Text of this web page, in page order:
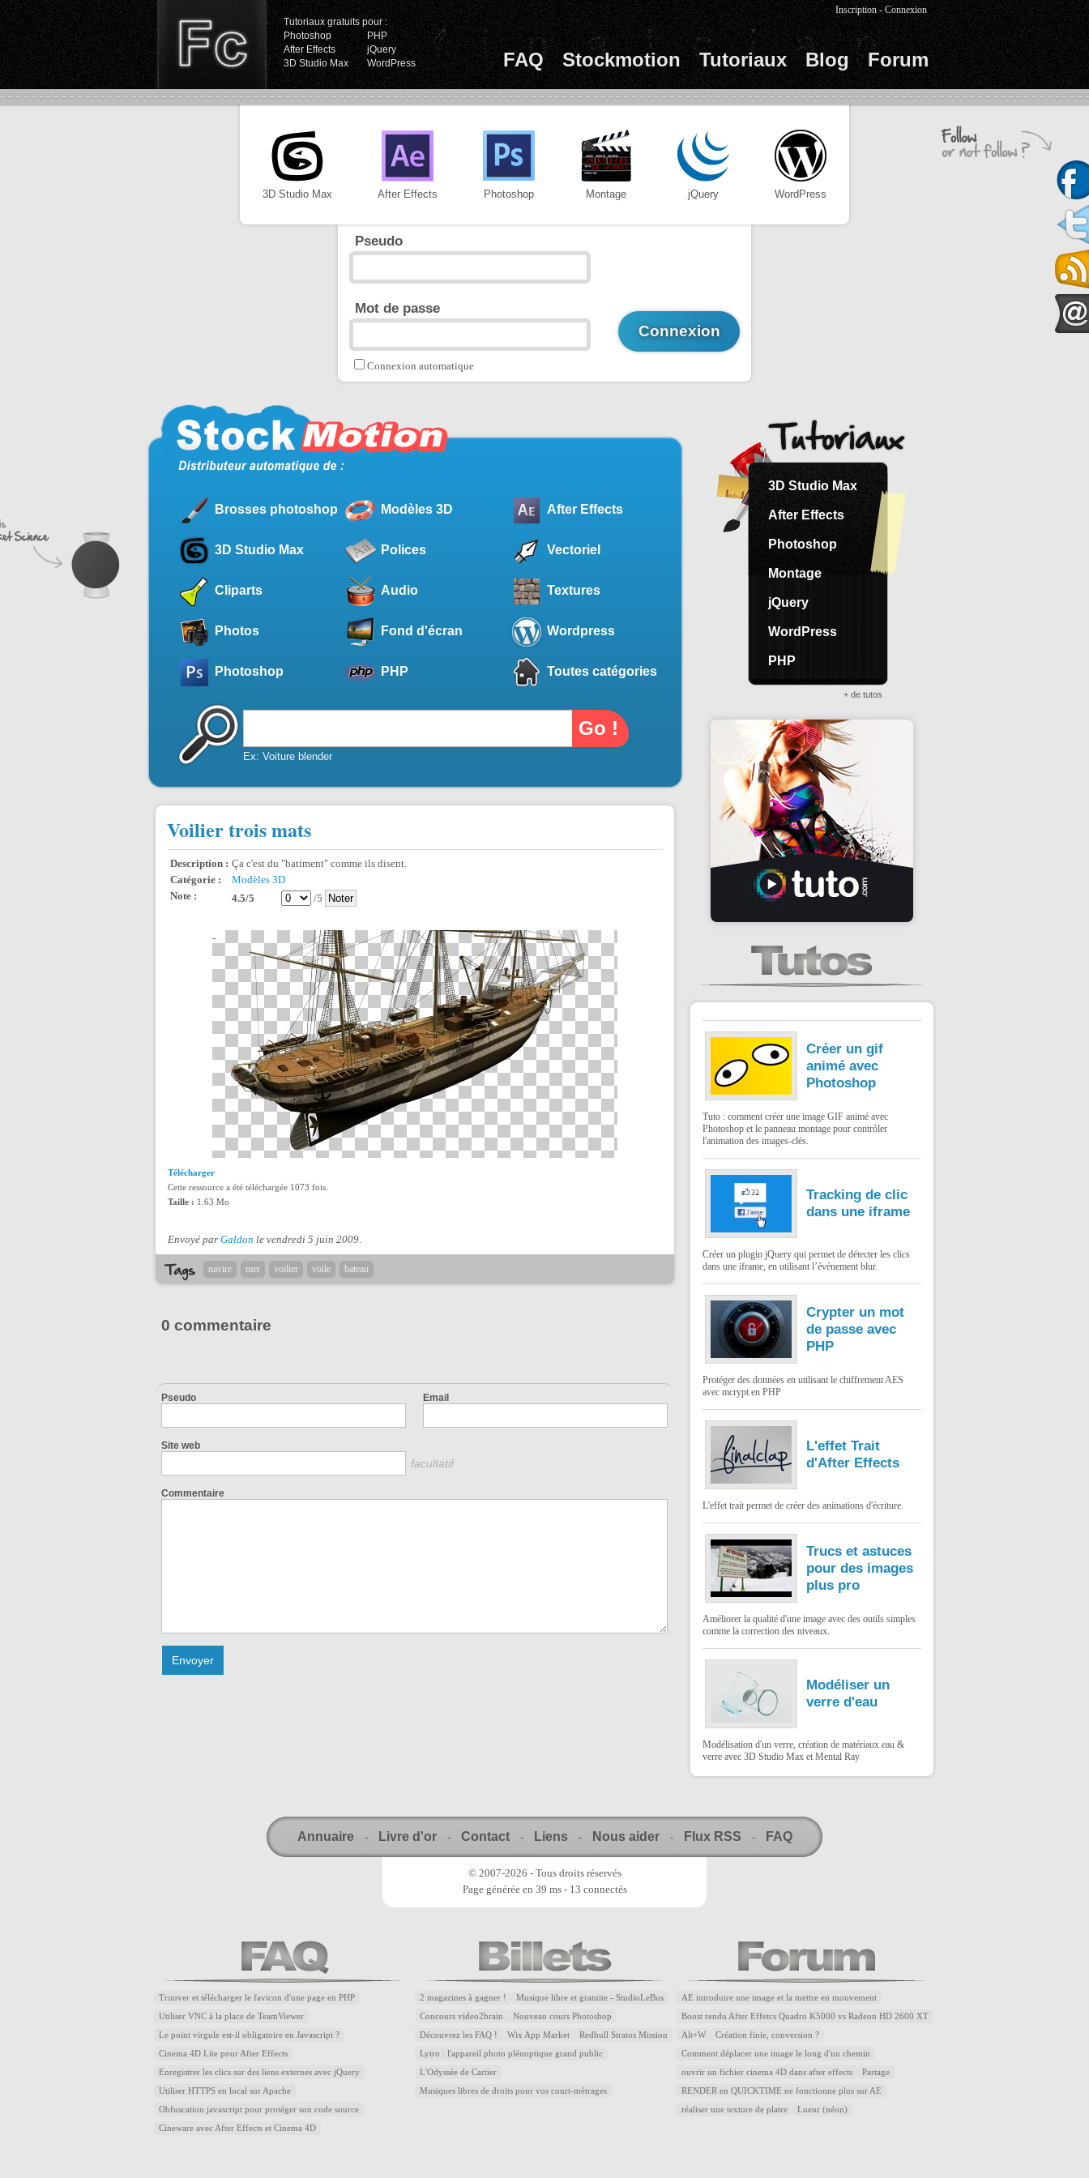
Tutoriaux gratuits pour :
Photoshop
PHP
After Effects
jQuery
3D Studio Max
WordPress FAQ Stockmotion Tutoriaux Blog Forum
Inscription -Connexion
3D Studio Max After Effects Photoshop Montage jQuery WordPress
Pseudo
Mot de passe
Connexion automatique
Brosses photoshop Modèles 3D After Effects
3D Studio Max Polices Vectoriel
Cliparts Audio Textures
Photos Fond d'écran Wordpress
Photoshop PHP Toutes catégories
Ex: Voiture blender
Voilier trois mats
Description : Ça c'est du "batiment" comme ils disent.
Catégorie :
Modèles 3D
Note :
4.5/5 /5
Télécharger
Cette ressource a été téléchargée 1073 fois.
Taille : 1.63 Mo
Envoyé par Galdon le vendredi 5 juin 2009.
navire mer voilier voile bateau
0 commentaire
Pseudo Email
Site web
facultatif
Commentaire
3D Studio Max
After Effects
Photoshop
Montage
jQuery
WordPress
PHP
+ de tutos
Créer un gif
animé avec
Photoshop
Tuto : comment créer une image GIF animé avec
Photoshop et le panneau montage pour contrôler
l'animation des images-clés.
Tracking de clic
dans une iframe
Créer un plugin jQuery qui permet de détecter les clics
dans une iframe, en utilisant l’événement blur.
Crypter un mot
de passe avec
PHP
Protéger des données en utilisant le chiffrement AES
avec mcrypt en PHP
L'effet Trait
d'After Effects
L'effet trait permet de créer des animations d'écriture.
Trucs et astuces
pour des images
plus pro
Améliorer la qualité d'une image avec des outils simples
comme la correction des niveaux.
Modéliser un
verre d'eau
Modélisation d'un verre, création de matériaux eau &
verre avec 3D Studio Max et Mental Ray
Annuaire - Livre d'or - Contact - Liens - Nous aider - Flux RSS - FAQ
© 2007-2026 - Tous droits réservés
Page générée en 39 ms - 13 connectés
Trouver et télécharger le favicon d'une page en PHP
Utiliser VNC à la place de TeamViewer
Le point virgule est-il obligatoire en Javascript ?
Cinema 4D Lite pour After Effects
Enregistrer les clics sur des liens externes avec jQuery
Utiliser HTTPS en local sur Apache
Obfuscation javascript pour protéger son code source
Cineware avec After Effects et Cinema 4D
2 magazines à gagner ! Musique libre et gratuite - StudioLeBus
Concours video2brain Nouveau cours Photoshop
Découvrez les FAQ ! Wix App Market Redbull Stratos Mission
Lytro : l'appareil photo plénoptique grand public
L'Odyssée de Cartier
Musiques libres de droits pour vos court-métrages
AE introduire une image et la mettre en mouvement
Boost rendu After Effetcs Quadro K5000 vs Radeon HD 2600 XT
Alt+W Création finie, conversion ?
Comment déplacer une image le long d'un chemin
ouvrir un fichier cinema 4D dans after effects Partage
RENDER en QUICKTIME ne fonctionne plus sur AE
réaliser une texture de platre Lueur (néon)